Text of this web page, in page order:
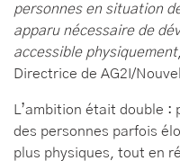
personnes en situation
apparu nécessaire de
accessible physiquement
Directrice de AG2I/
L’ambition était double
des personnes parfois
plus physiques, tout en